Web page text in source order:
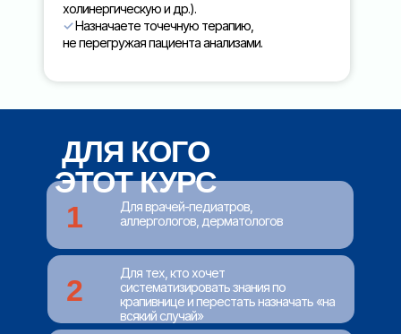
холинергическую и др.).
✓Назначаете точечную терапию,
не перегружая пациента анализами.
Для тех, кто хочет
систематизировать знания по
крапивнице и перестать назначать «на
всякий случай»
Для врачей-педиатров,
аллергологов, дерматологов
ДЛЯ КОГО
ЭТОТ КУРС
2
1